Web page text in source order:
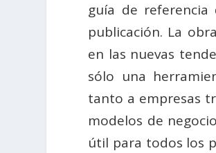
guía de referencia
publicación. La
en las nuevas
sólo una
tanto a empresas
modelos de
útil para todos los